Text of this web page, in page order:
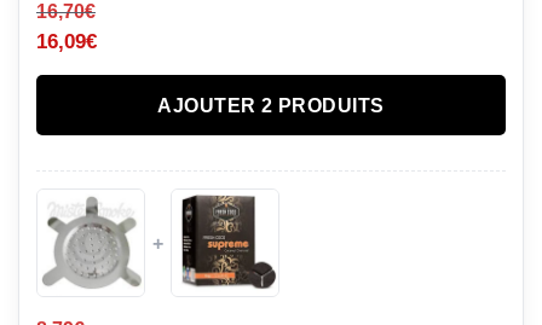
16,70€
16,09€
AJOUTER 2 PRODUITS
+